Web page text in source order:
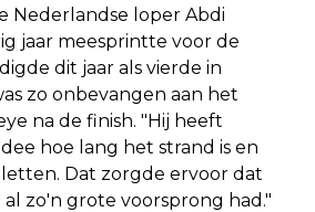
Nederlandse loper Abdi
jaar meesprintte voor de
dit jaar als vierde in
zo onbevangen aan het
na de finish. "Hij heeft
hoe lang het strand is en
Dat zorgde ervoor dat
al zo'n grote voorsprong had."